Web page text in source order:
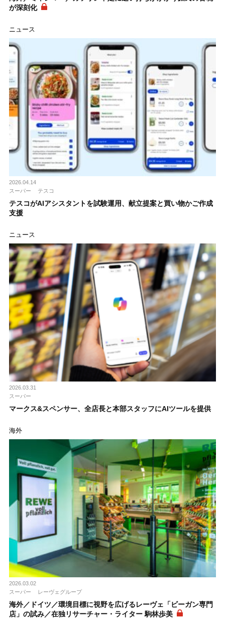
が深刻化
ニュース
2026.04.14
スーパー
テスコ
テスコがAIアシスタントを試験運用、献立提案と買い物かご作成
支援
ニュース
2026.03.31
スーパー
マークス&スペンサー、全店長と本部スタッフにAIツールを提供
海外
2026.03.02
スーパー
レーヴェグループ
海外／ドイツ／環境目標に視野を広げるレーヴェ「ビーガン専門
店」の試み／在独リサーチャー・ライター 駒林歩美